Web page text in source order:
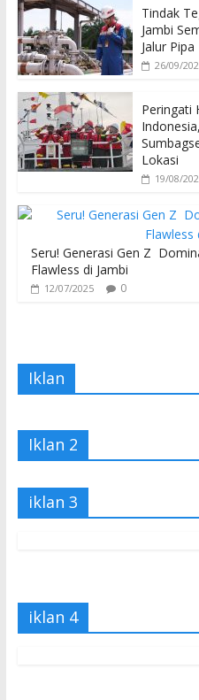
Tindak
Jambi
Jalur Pipa
26/09/
Peringati
Lokasi
19/08/
Seru! Generasi Gen Z
Flawless di Jambi
12/07/2025 0
Iklan
Iklan 2
iklan 3
iklan 4